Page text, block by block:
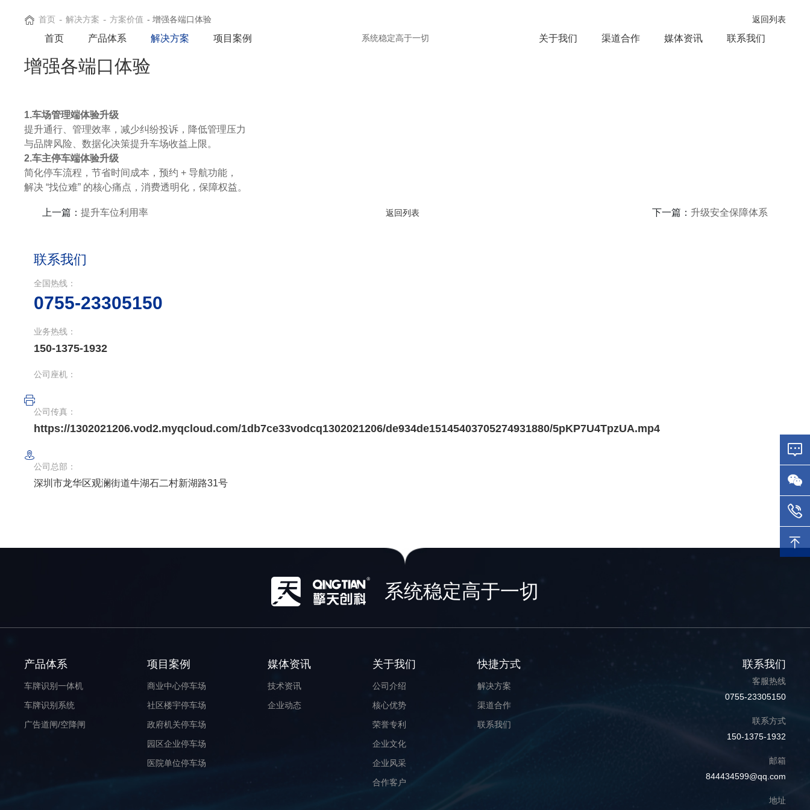
首页 产品体系 解决方案 项目案例 系统稳定高于一切 关于我们 渠道合作 媒体资讯 联系我们
首页 - 解决方案 - 方案价值 - 增强各端口体验 返回列表
增强各端口体验
1.车场管理端体验升级
提升通行、管理效率，减少纠纷投诉，降低管理压力
与品牌风险、数据化决策提升车场收益上限。
2.车主停车端体验升级
简化停车流程，节省时间成本，预约 + 导航功能，
解决 “找位难” 的核心痛点，消费透明化，保障权益。
上一篇：提升车位利用率 返回列表 下一篇： 升级安全保障体系
联系我们
全国热线：
0755-23305150
业务热线：
150-1375-1932
公司座机：
公司传真：
https://1302021206.vod2.myqcloud.com/1db7ce33vodcq1302021206/de934de15145403705274931880/5pKP7U4TpzUA.mp4
公司总部：
深圳市龙华区观澜街道牛湖石二村新湖路31号
系统稳定高于一切
产品体系
车牌识别一体机
车牌识别系统
广告道闸/空降闸
项目案例
商业中心停车场
社区楼宇停车场
政府机关停车场
园区企业停车场
医院单位停车场
媒体资讯
技术资讯
企业动态
关于我们
公司介绍
核心优势
荣誉专利
企业文化
企业风采
合作客户
快捷方式
解决方案
渠道合作
联系我们
联系我们
客服热线
0755-23305150
联系方式
150-1375-1932
邮箱
844434599@qq.com
地址